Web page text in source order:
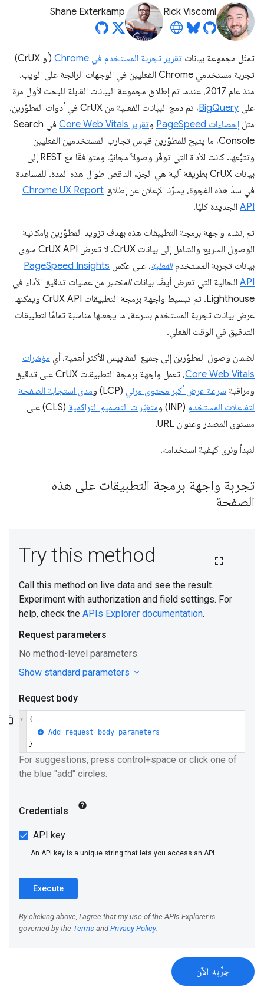
Rick Viscomi
Shane Exterkamp
تمثّل مجموعة بيانات تقرير تجربة المستخدم في Chrome
(أو CrUX)
تجربة مستخدمي Chrome الفعليين في الوجهات الرائجة على الويب.
منذ عام 2017، عندما تم إطلاق مجموعة البيانات القابلة للبحث لأول مرة
على BigQuery
، تم دمج البيانات الفعلية من CrUX في أدوات المطوّرين،
مثل إحصاءات PageSpeed وتقرير Core Web Vitals
في Search
Console، ما يتيح للمطوّرين قياس تجارب المستخدمين الفعليين
وتتبُّعها. كانت الأداة التي توفّر وصولاً مجانيًا ومتوافقًا مع REST إلى
بيانات CrUX بطريقة آلية هي الجزء الناقص طوال هذه المدة. للمساعدة
في سدّ هذه الفجوة، يسرّنا الإعلان عن إطلاق Chrome UX Report
API الجديدة كليًا.
تم إنشاء واجهة برمجة التطبيقات هذه بهدف تزويد المطوّرين بإمكانية
الوصول السريع والشامل إلى بيانات CrUX. لا تعرض CrUX API سوى
بيانات تجربة المستخدمالفعلية، على عكس PageSpeed Insights
API الحالية التي تعرض أيضًا بياناتالمختبر من عمليات تدقيق الأداء في
Lighthouse. تم تبسيط واجهة برمجة التطبيقات CrUX API ويمكنها
عرض بيانات تجربة المستخدم بسرعة، ما يجعلها مناسبة تمامًا لتطبيقات
التدقيق في الوقت الفعلي.
لضمان وصول المطوّرين إلى جميع المقاييس الأكثر أهمية، أي مؤشرات
Core Web Vitals
، تعمل واجهة برمجة التطبيقات CrUX على تدقيق
ومراقبة سرعة عرض أكبر محتوى مرئي (LCP) و
مدى استجابة الصفحة
لتفاعلات المستخدم (INP) و متغيّرات التصميم التراكمية
(CLS) على
مستوى المصدر وعنوان URL.
لنبدأ ونرى كيفية استخدامه.
تجربة واجهة برمجة التطبيقات على هذه
الصفحة
جرِّبه الآن